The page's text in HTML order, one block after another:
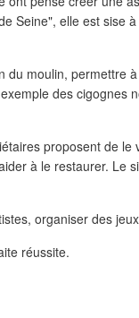
Seine", elle est sise
du moulin, permettre
des cigognes
proposent de le
à le restaurer. Le
organiser des
réussite.